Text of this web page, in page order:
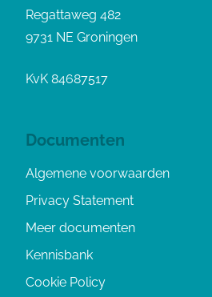
Regattaweg 482
9731 NE Groningen
KvK 84687517
Documenten
Algemene voorwaarden
Privacy Statement
Meer documenten
Kennisbank
Cookie Policy